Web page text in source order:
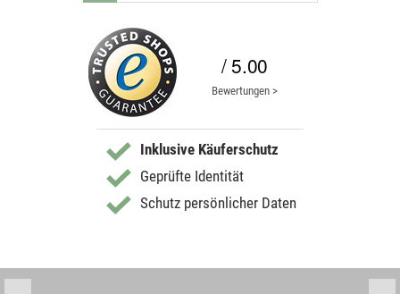
/ 5.00
Bewertungen >
Inklusive Käuferschutz
Geprüfte Identität
Schutz persönlicher Daten